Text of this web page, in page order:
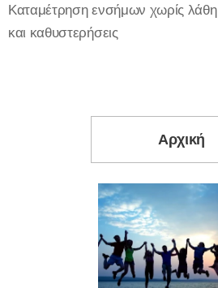
Καταμέτρηση ενσήμων χωρίς λάθη
και καθυστερήσεις
Αρχική